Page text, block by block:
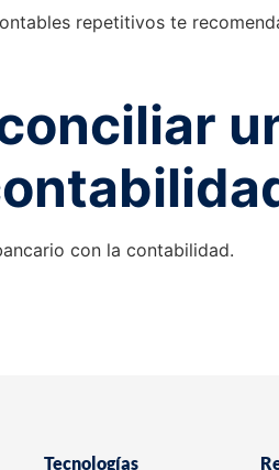
repetitivos te
con la contabilidad.
Tecnologías